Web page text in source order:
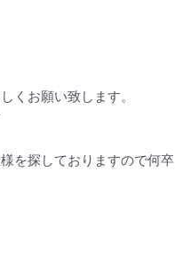
くお願い致します。
を探しておりますので何